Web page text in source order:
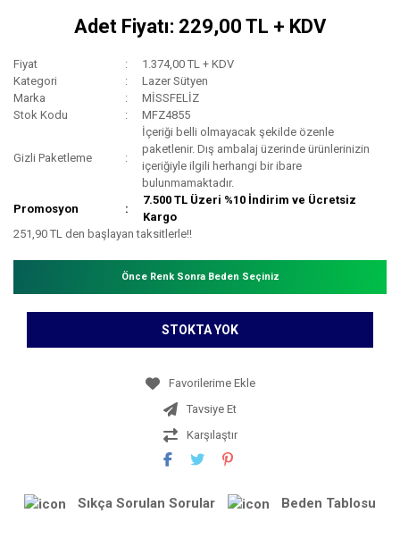
Adet Fiyatı: 229,00 TL + KDV
Fiyat
1.374,00 TL + KDV
Kategori
Lazer Sütyen
Marka
MİSSFELİZ
Stok Kodu
MFZ4855
Gizli Paketleme
İçeriği belli olmayacak şekilde özenle
paketlenir. Dış ambalaj üzerinde ürünlerinizin
içeriğiyle ilgili herhangi bir ibare
bulunmamaktadır.
Promosyon
7.500 TL Üzeri %10 İndirim ve Ücretsiz
Kargo
251,90 TL den başlayan taksitlerle!!
Önce Renk Sonra Beden Seçiniz
STOKTA YOK
Tavsiye Et
Karşılaştır
Sıkça Sorulan Sorular Beden Tablosu